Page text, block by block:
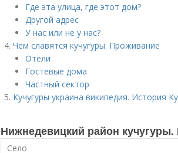
Где эта улица, где этот дом?
Другой адрес
У нас или не у нас?
Чем славятся кучугуры. Проживание
Отели
Гостевые дома
Частный сектор
Кучугуры украина википедия. История
Нижнедевицкий район
Село